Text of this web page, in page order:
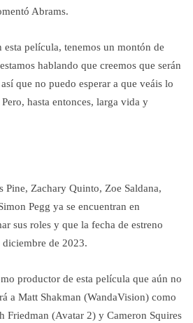
Abrams.
esta película, tenemos un montón de
hablando que creemos que serán
que no puedo esperar a que veáis lo
hasta entonces, larga vida y
Pine, Zachary Quinto, Zoe Saldana,
Pegg ya se encuentran en
sus roles y que la fecha de estreno
de 2023.
productor de esta película que aún no
a Matt Shakman (WandaVision) como
Friedman (Avatar 2) y Cameron Squires